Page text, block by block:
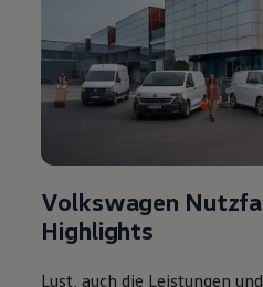
Volkswagen
Highlights
Lust, auch die Leistungen